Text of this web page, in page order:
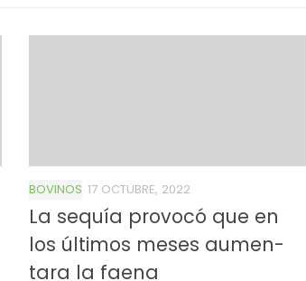
BOVINOS 17 OCTUBRE, 2022
La sequía provocó que en
los últimos meses aumen­
tara la faena